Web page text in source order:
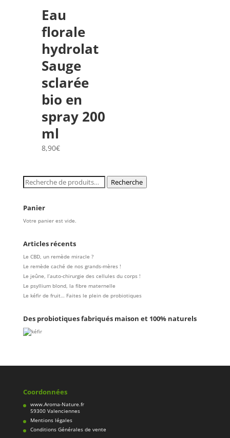
Eau
florale
hydrolat
Sauge
sclarée
bio en
spray 200
ml
8,90€
Recherche
pour :
Recherche
Panier
Votre panier est vide.
Articles récents
Le CBD, un remède miracle ?
Le remède caché de nos grands-mères !
Le jeûne, l’auto-chirurgie des cellules du corps !
Le psyllium blond, la fibre maternelle
Le kéfir de fruit… Faites le plein de probiotiques
Des probiotiques fabriqués maison et 100% naturels
Coordonnées
www.Aroma-Nature.fr
59300 Valenciennes
Mentions légales
Conditions Générales de vente